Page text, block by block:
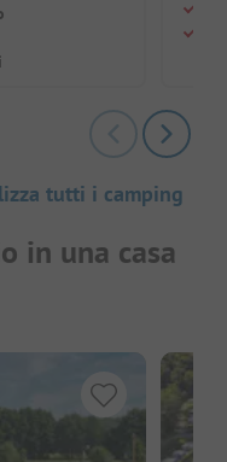
tutti i camping
in una casa